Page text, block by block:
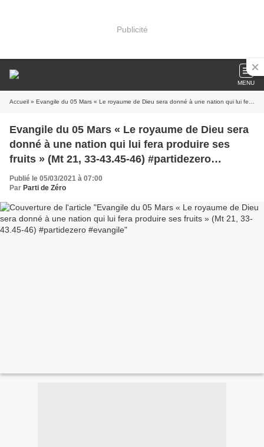
Publicité
MENU
Accueil » Evangile du 05 Mars « Le royaume de Dieu sera donné à une nation qui lui fera produire ses fruits » (Mt 21, 33-43.45-46) #partidezero #evangile
Evangile du 05 Mars « Le royaume de Dieu sera
donné à une nation qui lui fera produire ses
fruits » (Mt 21, 33-43.45-46) #partidezero
#evangile
Publié le 05/03/2021 à 07:00
Par Parti de Zéro